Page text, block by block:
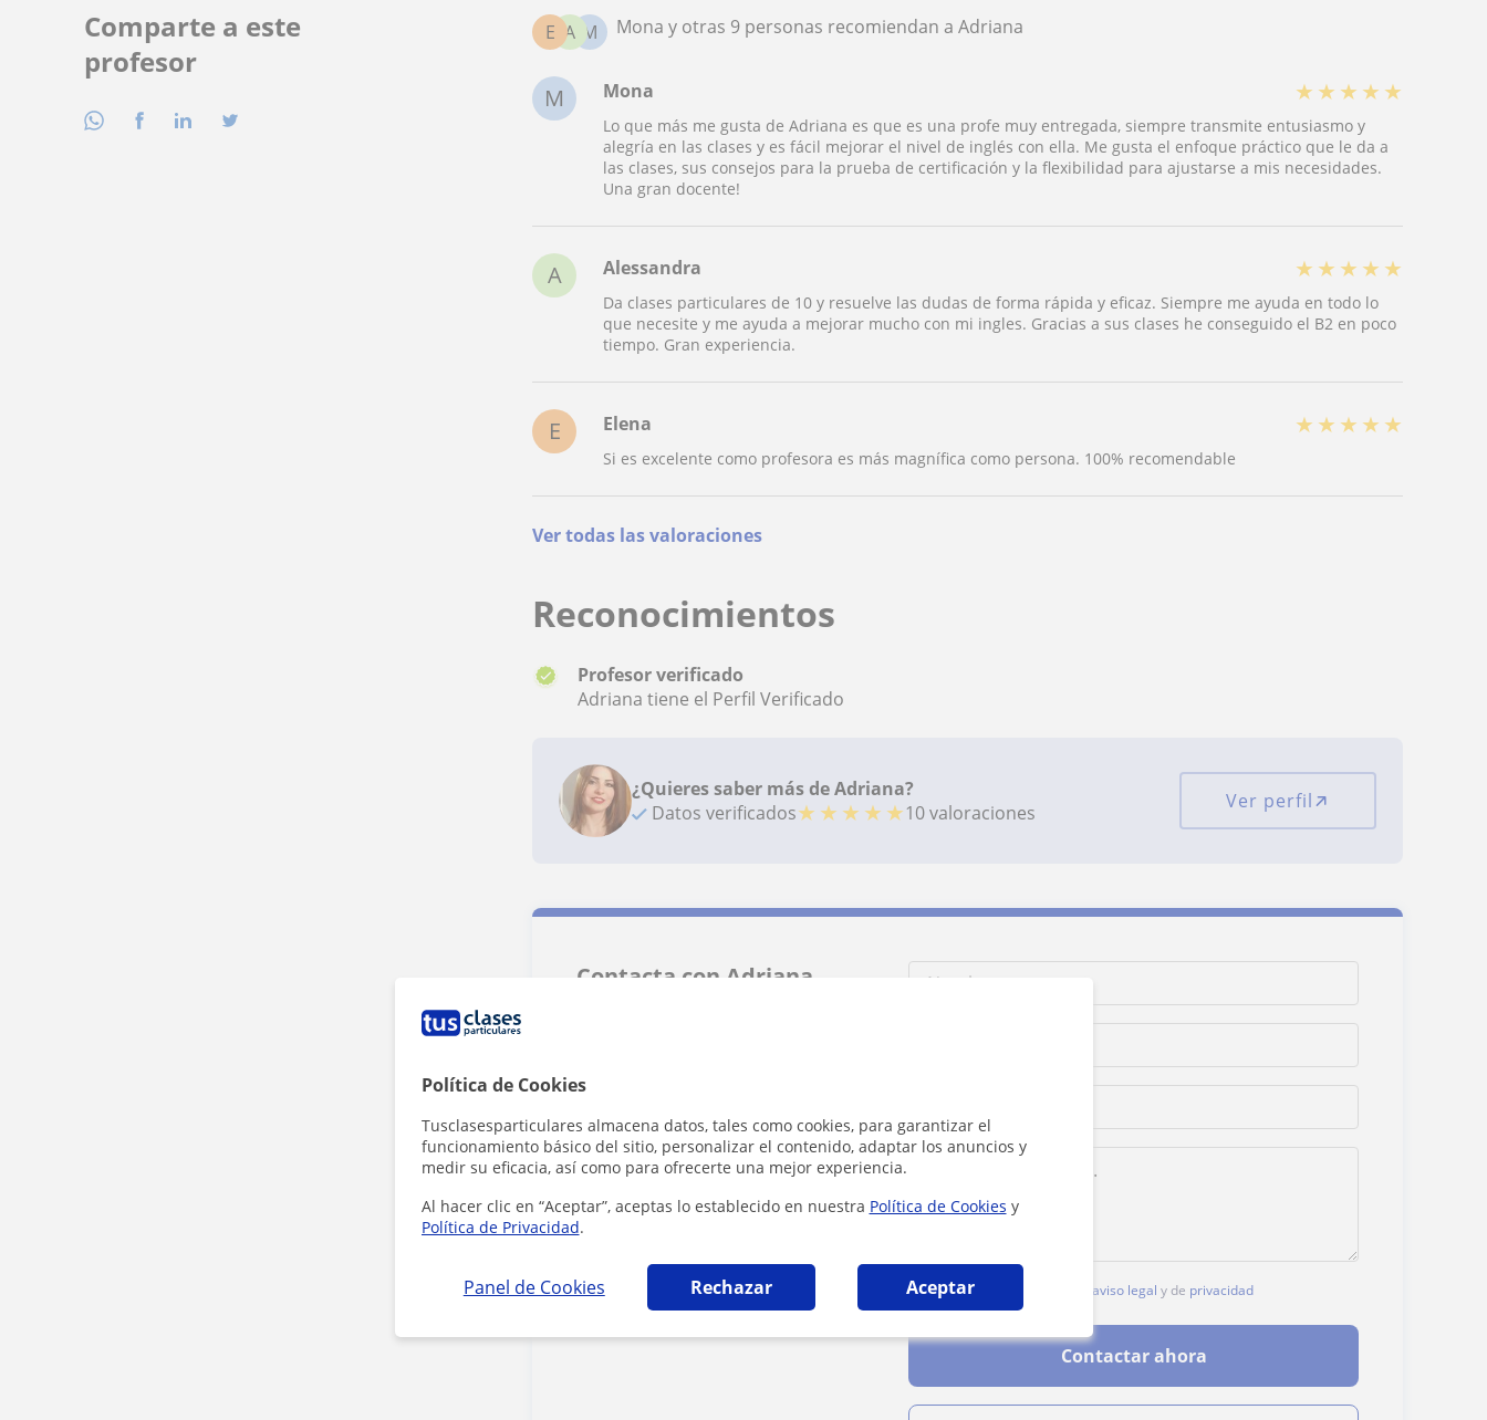
Política de Cookies
Tusclasesparticulares almacena datos, tales como cookies, para garantizar el
funcionamiento básico del sitio, personalizar el contenido, adaptar los anuncios y
medir su eficacia, así como para ofrecerte una mejor experiencia.
Al hacer clic en “Aceptar”, aceptas lo establecido en nuestra Política de Cookies y
Política de Privacidad.
Panel de Cookies Rechazar Aceptar
Comparte a este
profesor
M
A
E Mona y otras 9 personas recomiendan a Adriana
M Mona ★ ★ ★ ★ ★
Lo que más me gusta de Adriana es que es una profe muy entregada, siempre transmite entusiasmo y
alegría en las clases y es fácil mejorar el nivel de inglés con ella. Me gusta el enfoque práctico que le da a
las clases, sus consejos para la prueba de certificación y la flexibilidad para ajustarse a mis necesidades.
Una gran docente!
A Alessandra ★ ★ ★ ★ ★
Da clases particulares de 10 y resuelve las dudas de forma rápida y eficaz. Siempre me ayuda en todo lo
que necesite y me ayuda a mejorar mucho con mi ingles. Gracias a sus clases he conseguido el B2 en poco
tiempo. Gran experiencia.
E Elena ★ ★ ★ ★ ★
Si es excelente como profesora es más magnífica como persona. 100% recomendable
Ver todas las valoraciones
Reconocimientos
Profesor verificado
Adriana tiene el Perfil Verificado
¿Quieres saber más de Adriana?
Datos verificados★ ★ ★ ★ ★10 valoraciones Ver perfil
Contacta con Adriana
1ª clase gratis
Al hacer clic, aceptas nuestro aviso legal y de privacidad
Contactar ahora